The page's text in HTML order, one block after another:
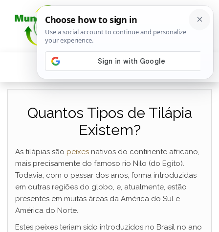
Quantos Tipos de Tilápia
Existem?
As tilápias são peixes nativos do continente africano,
mais precisamente do famoso rio Nilo (do Egito).
Todavia, com o passar dos anos, forma introduzidas
em outras regiões do globo, e, atualmente, estão
presentes em muitas áreas da América do Sul e
América do Norte.
Estes peixes teriam sido introduzidos no Brasil no ano